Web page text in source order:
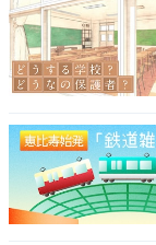
1位：『名探偵
1位は『名探偵
1994年から連載
推理小説家を父
は、幼なじみの